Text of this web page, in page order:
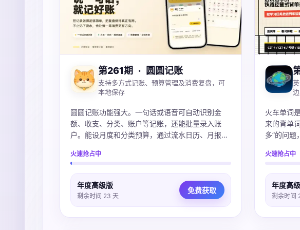
第261期 · 圆圆记账
支持多方式记账、预算管理及消费复盘，可
本地保存
圆圆记账功能强大。一句话或语音可自动识别金
额、收支、分类、账户等记账，还能批量录入账
户。能设月度和分类预算，通过流水日历、月报、
不上传服务器，支持导入多种账单，微信支付宝
火速抢占中
年度高级版
剩余时间 23 天
免费获取
火车单词
来的背单
多”的问题
词择意、
馈。用户
个单词数
火速抢占中
年度高
剩余时间